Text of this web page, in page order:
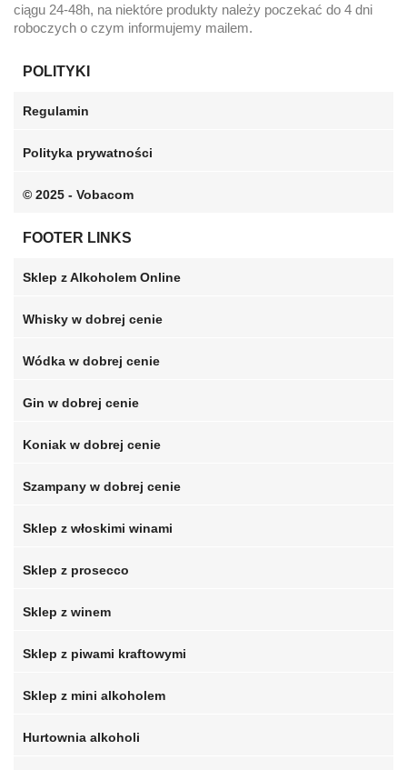
ciągu 24-48h, na niektóre produkty należy poczekać do 4 dni
roboczych o czym informujemy mailem.
POLITYKI
Regulamin
Polityka prywatności
© 2025 - Vobacom
FOOTER LINKS
Sklep z Alkoholem Online
Whisky w dobrej cenie
Wódka w dobrej cenie
Gin w dobrej cenie
Koniak w dobrej cenie
Szampany w dobrej cenie
Sklep z włoskimi winami
Sklep z prosecco
Sklep z winem
Sklep z piwami kraftowymi
Sklep z mini alkoholem
Hurtownia alkoholi